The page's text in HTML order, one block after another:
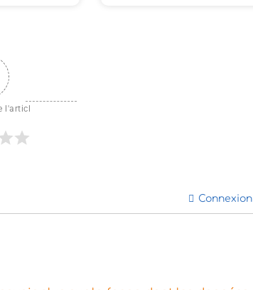
l'articl
Connexion